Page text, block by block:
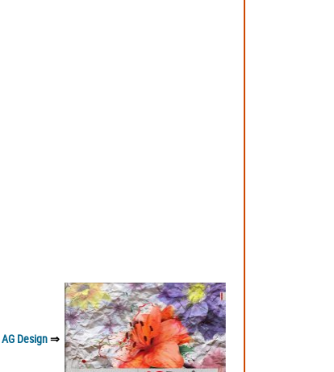
AG Design⇒